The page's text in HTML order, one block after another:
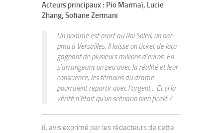
Acteurs principaux : Pio Marmaï, Lucie
Zhang, Sofiane Zermani
Un homme est mort au Roi Soleil, un bar-
pmu à Versailles. Il laisse un ticket de loto
gagnant de plusieurs millions d’euros. En
s’arrangeant un peu avec la réalité et leur
conscience, les témoins du drame
pourraient repartir avec l’argent... Et si la
vérité n’était qu’un scénario bien ficelé ?
(L'avis exprimé par les rédacteurs de cette